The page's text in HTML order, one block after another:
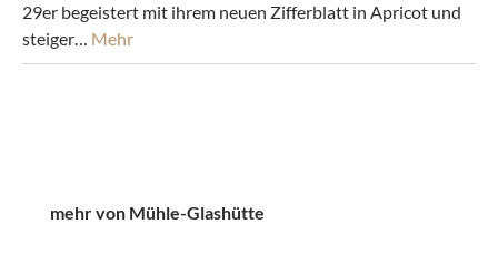
29er begeistert mit ihrem neuen Zifferblatt in Apricot und
steiger… Mehr
Produktgalerie überspringen
mehr von Mühle-Glashütte